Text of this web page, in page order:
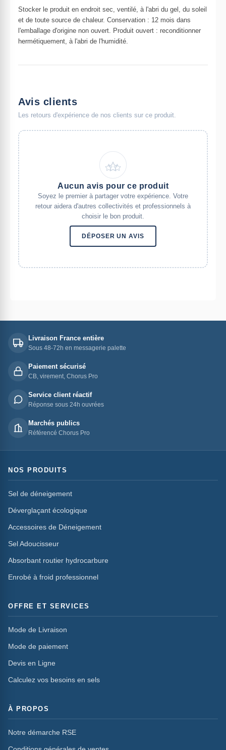
Stocker le produit en endroit sec, ventilé, à l'abri du gel, du soleil
et de toute source de chaleur. Conservation : 12 mois dans
l'emballage d'origine non ouvert. Produit ouvert : reconditionner
hermétiquement, à l'abri de l'humidité.
Avis clients
Les retours d'expérience de nos clients sur ce produit.
Aucun avis pour ce produit
Soyez le premier à partager votre expérience. Votre
retour aidera d'autres collectivités et professionnels à
choisir le bon produit.
DÉPOSER UN AVIS
Livraison France entière
Sous 48-72h en messagerie palette
Paiement sécurisé
CB, virement, Chorus Pro
Service client réactif
Réponse sous 24h ouvrées
Marchés publics
Référencé Chorus Pro
NOS PRODUITS
Sel de déneigement
Déverglaçant écologique
Accessoires de Déneigement
Sel Adoucisseur
Absorbant routier hydrocarbure
Enrobé à froid professionnel
OFFRE ET SERVICES
Mode de Livraison
Mode de paiement
Devis en Ligne
Calculez vos besoins en sels
À PROPOS
Notre démarche RSE